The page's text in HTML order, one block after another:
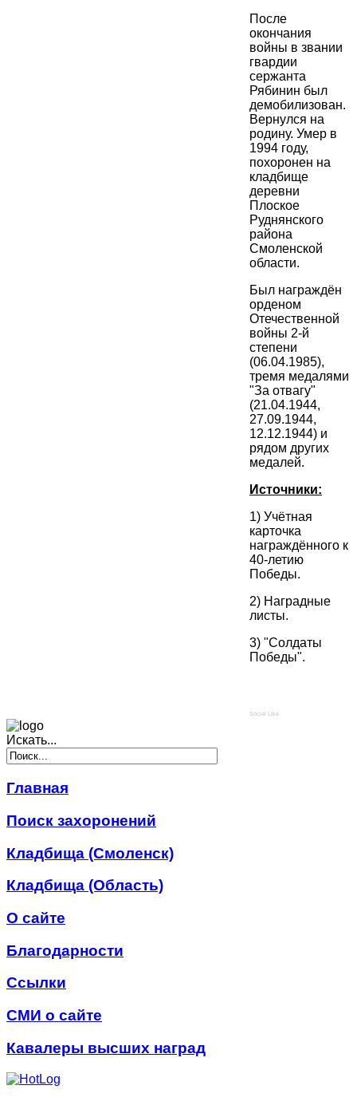
После
окончания
войны в звании
гвардии
сержанта
Рябинин был
демобилизован.
Вернулся на
родину. Умер в
1994 году,
похоронен на
кладбище
деревни
Плоское
Руднянского
района
Смоленской
области.
Был награждён
орденом
Отечественной
войны 2-й
степени
(06.04.1985),
тремя медалями
"За отвагу"
(21.04.1944,
27.09.1944,
12.12.1944) и
рядом других
медалей.
Источники:
1) Учётная
карточка
награждённого к
40-летию
Победы.
2) Наградные
листы.
3) "Солдаты
Победы".
Social Like
Искать...
Главная
Поиск захоронений
Кладбища (Смоленск)
Кладбища (Область)
О сайте
Благодарности
Ссылки
СМИ о сайте
Кавалеры высших наград